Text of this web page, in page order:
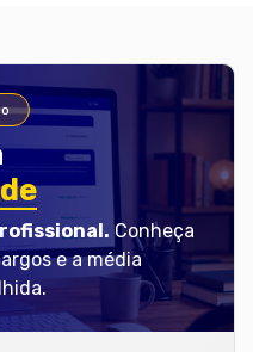
Conheça
e a média